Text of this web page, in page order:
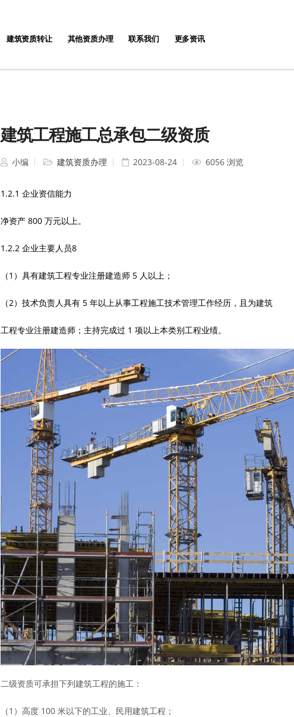
建筑资质转让 其他资质办理 联系我们 更多资讯
建筑工程施工总承包二级资质
小编 建筑资质办理 2023-08-24 6056 浏览
1.2.1 企业资信能力
净资产 800 万元以上。
1.2.2 企业主要人员8
（1）具有建筑工程专业注册建造师 5 人以上；
（2）技术负责人具有 5 年以上从事工程施工技术管理工作经历，且为建筑
工程专业注册建造师；主持完成过 1 项以上本类别工程业绩。
二级资质可承担下列建筑工程的施工：
（1）高度 100 米以下的工业、民用建筑工程；